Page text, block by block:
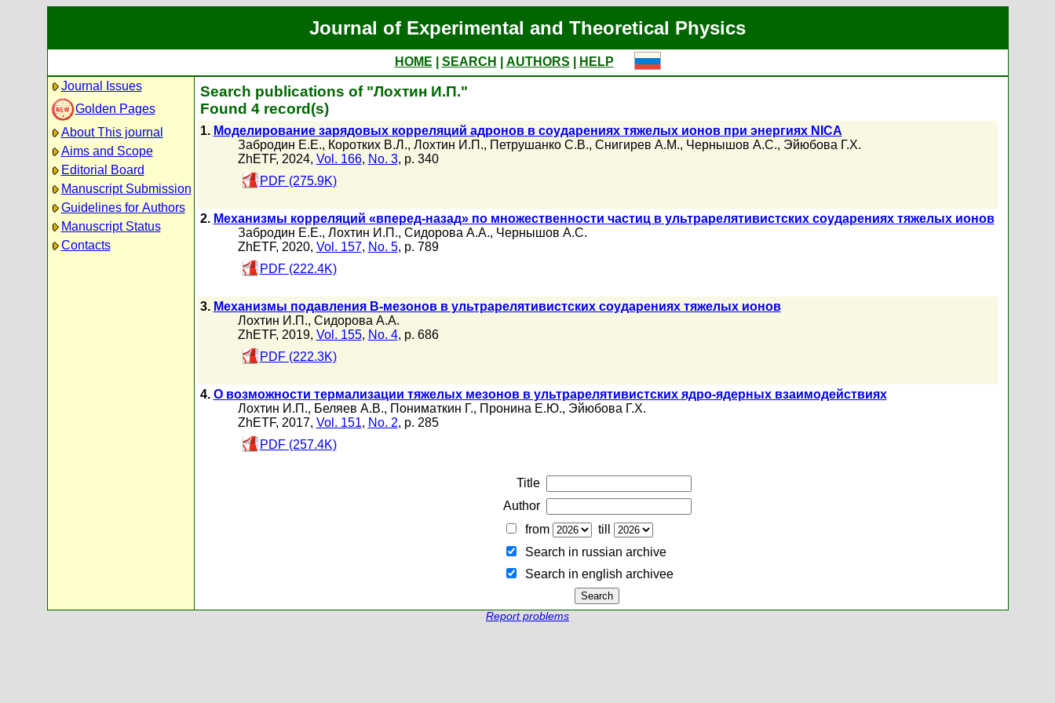
Journal of Experimental and Theoretical Physics
HOME SEARCH AUTHORS
HELP
Journal Issues
Golden Pages
About This journal
Aims and Scope
Editorial Board
Manuscript Submission
Guidelines for Authors
Manuscript Status
Contacts
Search publications of "Лохтин И.П."
Found 4 record(s)
1. Моделирование зарядовых корреляций адронов в соударениях тяжелых ионов при энергиях NICA
Забродин Е.Е., Коротких В.Л., Лохтин И.П., Петрушанко С.В., Снигирев А.М., Чернышов А.С., Эйюбова Г.Х.
ZhETF, 2024, Vol. 166, No. 3, p. 340
PDF (275.9K)
2. Механизмы корреляций «вперед-назад» по множественности частиц в ультрарелятивистских соударениях тяжелых ионов
Забродин Е.Е., Лохтин И.П., Сидорова А.А., Чернышов А.С.
ZhETF, 2020, Vol. 157, No. 5, p. 789
PDF (222.4K)
3. Механизмы подавления B-мезонов в ультрарелятивистских соударениях тяжелых ионов
Лохтин И.П., Сидорова А.А.
ZhETF, 2019, Vol. 155, No. 4, p. 686
PDF (222.3K)
4. О возможности термализации тяжелых мезонов в ультрарелятивистских ядро-ядерных взаимодействиях
Лохтин И.П., Беляев А.В., Пониматкин Г., Пронина Е.Ю., Эйюбова Г.Х.
ZhETF, 2017, Vol. 151, No. 2, p. 285
PDF (257.4K)
Title
Author
from
till
Search in russian archive
Search in english archiveе
Report problems